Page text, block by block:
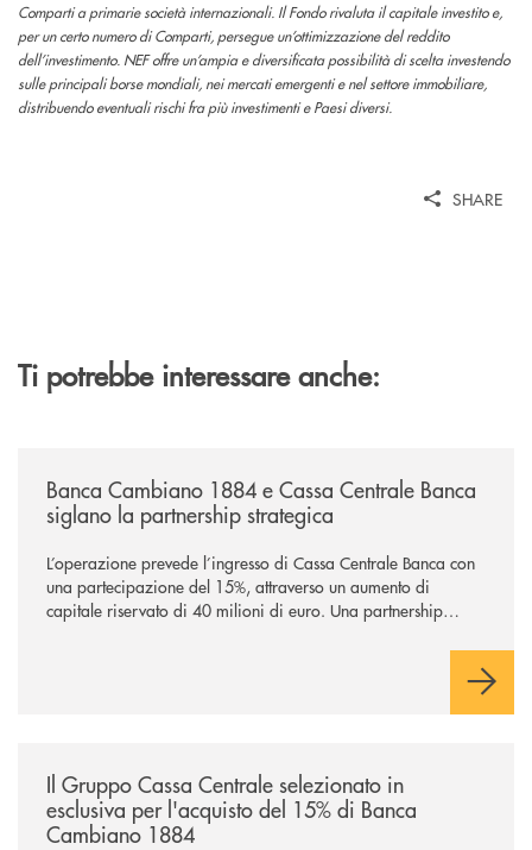
Comparti a primarie società internazionali. Il Fondo rivaluta il capitale investito e,
per un certo numero di Comparti, persegue un’ottimizzazione del reddito
dell’investimento. NEF offre un’ampia e diversificata possibilità di scelta investendo
sulle principali borse mondiali, nei mercati emergenti e nel settore immobiliare,
distribuendo eventuali rischi fra più investimenti e Paesi diversi.
SHARE
Ti potrebbe interessare anche:
Banca Cambiano 1884 e Cassa Centrale Banca
siglano la partnership strategica
L’operazione prevede l’ingresso di Cassa Centrale Banca con
una partecipazione del 15%, attraverso un aumento di
capitale riservato di 40 milioni di euro. Una partnership
comuni e sulla prossimità ai territori, per ampliare l’offerta e
Il Gruppo Cassa Centrale selezionato in
esclusiva per l'acquisto del 15% di Banca
Cambiano 1884